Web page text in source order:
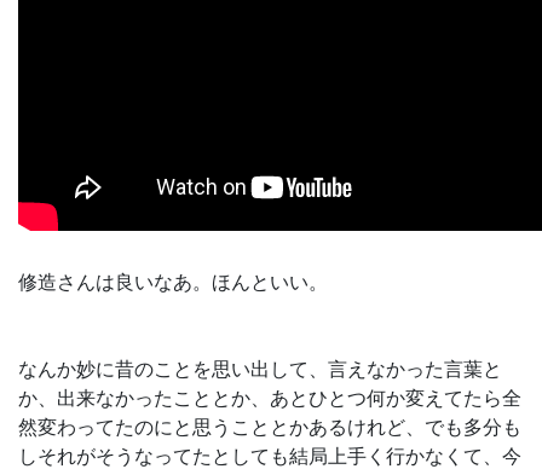
修造さんは良いなあ。ほんといい。
なんか妙に昔のことを思い出して、言えなかった言葉と
か、出来なかったこととか、あとひとつ何か変えてたら全
然変わってたのにと思うこととかあるけれど、でも多分も
しそれがそうなってたとしても結局上手く行かなくて、今